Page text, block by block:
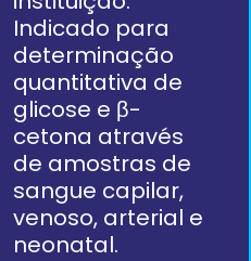
Indicado para
determinação
quantitativa de
glicose e β-
cetona através
de amostras de
sangue capilar,
venoso, arterial e
neonatal.